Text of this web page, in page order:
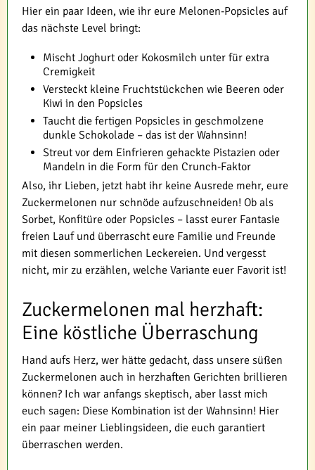
Hier ein paar Ideen, wie ihr eure Melonen-Popsicles auf
das nächste Level bringt:
Mischt Joghurt oder Kokosmilch unter für extra
Cremigkeit
Versteckt kleine Fruchtstückchen wie Beeren oder
Kiwi in den Popsicles
Taucht die fertigen Popsicles in geschmolzene
dunkle Schokolade – das ist der Wahnsinn!
Streut vor dem Einfrieren gehackte Pistazien oder
Mandeln in die Form für den Crunch-Faktor
Also, ihr Lieben, jetzt habt ihr keine Ausrede mehr, eure
Zuckermelonen nur schnöde aufzuschneiden! Ob als
Sorbet, Konfitüre oder Popsicles – lasst eurer Fantasie
freien Lauf und überrascht eure Familie und Freunde
mit diesen sommerlichen Leckereien. Und vergesst
nicht, mir zu erzählen, welche Variante euer Favorit ist!
Zuckermelonen mal herzhaft:
Eine köstliche Überraschung
Hand aufs Herz, wer hätte gedacht, dass unsere süßen
Zuckermelonen auch in herzhaften Gerichten brillieren
können? Ich war anfangs skeptisch, aber lasst mich
euch sagen: Diese Kombination ist der Wahnsinn! Hier
ein paar meiner Lieblingsideen, die euch garantiert
überraschen werden.